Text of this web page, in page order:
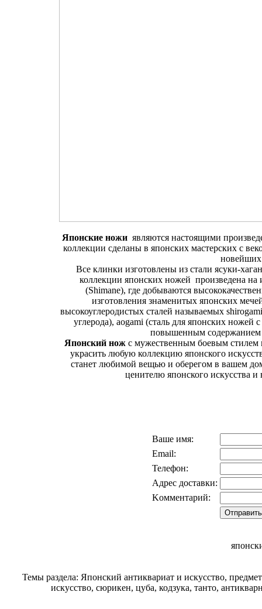
Японские ножиявляются настоящими
коллекции сделаны в японских мастерских с
новейших
Все клинки изготовлены из стали ясуки-
коллекции японских ножей произведена
(Shimane), где добываются
изготовления знаменитых японских
высокоуглеродистых сталей называемых
углерода), aogami (сталь для японских ножей
повышенным содержанием
Японский нож с мужественным боевым стилем
украсить любую коллекцию японского
станет любимой вещью и оберегом в вашем
ценителю японского искусства
Ваше имя:
Email:
Телефон:
Адрес доставки:
Kомментарий:
Темы раздела: Японский антиквариат и искусство,
искусство, сюрикен, цуба, кодзука, танто,